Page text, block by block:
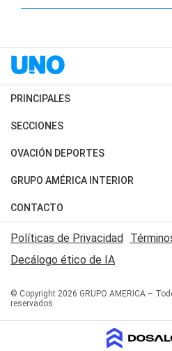
PRINCIPALES
Últimas Noticias
Política
Judiciales
Economia
SECCIONES
Horóscopo
Motores
Trucos caseros
Series y Películas
Edictos y Solicitadas
OVACIÓN DEPORTES
Fútbol
Mundial
Automovilismo
Rugby
Básquet
GRUPO AMÉRICA INTERIOR
Canal 7 en Vivo
San Juan 8
CONTACTO
Acerca de Nosotros
Contactanos
Políticas de Privacidad
Decálogo ético de IA
© Copyright 2026 GRUPO AMERICA –
reservados